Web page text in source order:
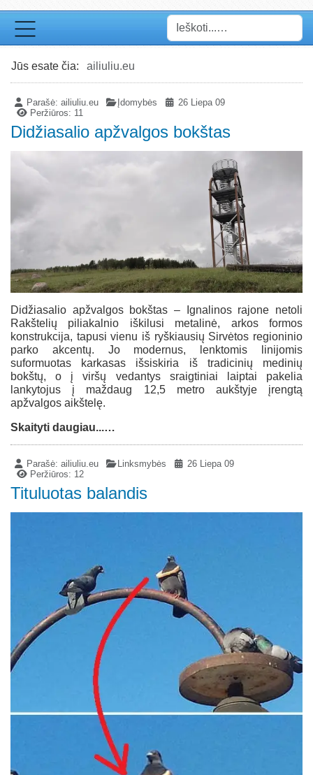
Paieška
Jūs esate čia: ailiuliu.eu
Parašė:ailiuliu.eu Įdomybės
26 Liepa 09
Peržiūros: 11
Didžiasalio apžvalgos bokštas
Didžiasalio apžvalgos bokštas – Ignalinos rajone netoli
Rakštelių piliakalnio iškilusi metalinė, arkos formos
konstrukcija, tapusi vienu iš ryškiausių Sirvėtos regioninio
parko akcentų. Jo modernus, lenktomis linijomis
suformuotas karkasas išsiskiria iš tradicinių medinių
bokštų, o į viršų vedantys sraigtiniai laiptai pakelia
lankytojus į maždaug 12,5 metro aukštyje įrengtą
apžvalgos aikštelę.
Skaityti daugiau...…
Parašė:ailiuliu.eu Linksmybės
26 Liepa 09
Peržiūros: 12
Tituluotas balandis